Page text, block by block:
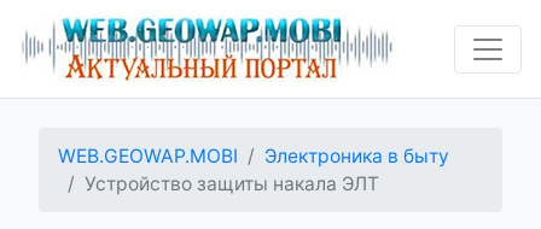
WEB.GEOWAP.MOBI
Электроника в быту
Устройство защиты накала ЭЛТ